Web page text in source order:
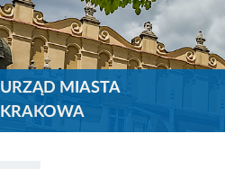
URZĄD MIASTA
KRAKOWA